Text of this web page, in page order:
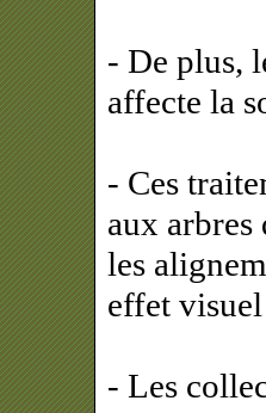
- De plus,
affecte la
- Ces
aux
les
effet
- Les